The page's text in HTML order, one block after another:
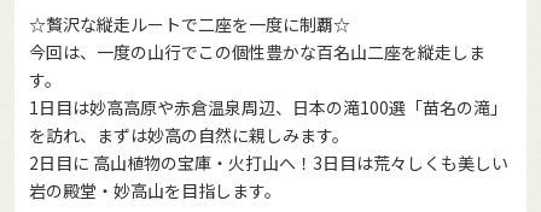
☆贅沢な縦走ルートで二座を一度に制覇☆
今回は、一度の山行でこの個性豊かな百名山二座を縦走しま
す。
1日目は妙高高原や赤倉温泉周辺、日本の滝100選「苗名の滝」
を訪れ、まずは妙高の自然に親しみます。
2日目に 高山植物の宝庫・火打山へ！3日目は荒々しくも美しい
岩の殿堂・妙高山を目指します。